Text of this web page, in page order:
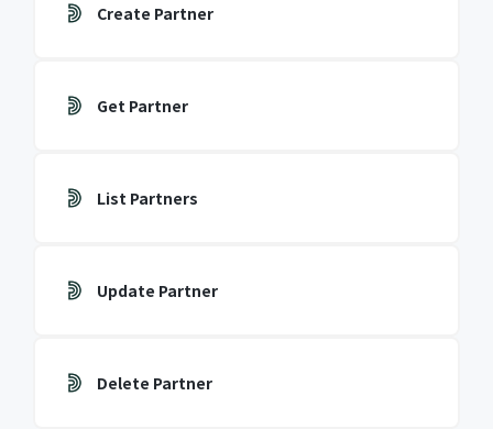
Create Partner
Get Partner
List Partners
Update Partner
Delete Partner